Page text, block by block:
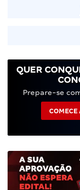
QUER
Prepare-se
COMECE